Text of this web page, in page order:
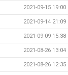
2021-09-15 19:00
2021-09-14 21:09
2021-09-09 15:38
2021-08-26 13:04
2021-08-26 12:35